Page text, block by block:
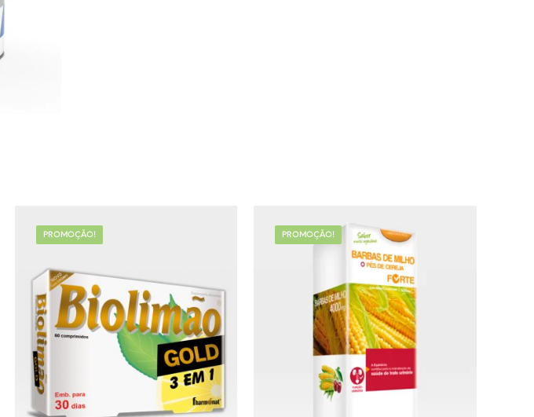
PROMOÇÃO! PROMOÇÃO!